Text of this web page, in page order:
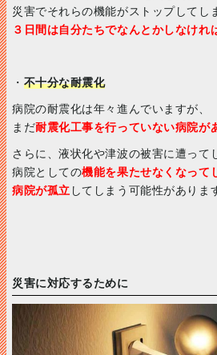
災害でそれらの機能がストップしてし
３日間は自分たちでなんとかしなけれ
・ 不十分な耐震化
病院の耐震化は年々進んでいますが、
まだ耐震化工事を行っていない病院が
さらに、液状化や津波の被害に遭って
病院としての機能を果たせなくなって
病院が孤立 してしまう可能性がありま
災害に対応するために